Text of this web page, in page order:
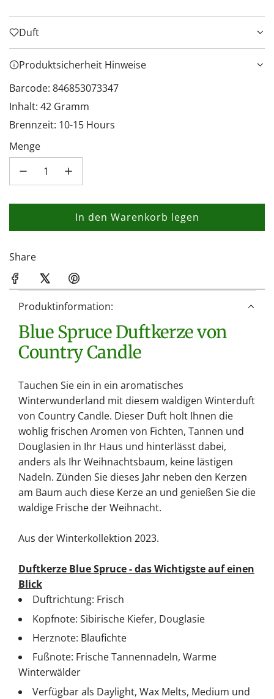
Duft
Produktsicherheit Hinweise
Barcode: 846853073347
Inhalt: 42 Gramm
Brennzeit: 10-15 Hours
Menge
In den Warenkorb legen
L
.
Share
Produktinformation:
Blue Spruce Duftkerze von
Country Candle
Tauchen Sie ein in ein aromatisches
Winterwunderland mit diesem waldigen Winterduft
von Country Candle. Dieser Duft holt Ihnen die
wohlig frischen Aromen von Fichten, Tannen und
Douglasien in Ihr Haus und hinterlässt dabei,
anders als Ihr Weihnachtsbaum, keine lästigen
Nadeln. Zünden Sie dieses Jahr neben den Kerzen
am Baum auch diese Kerze an und genießen Sie die
waldige Frische der Weihnacht.
Aus der Winterkollektion 2023.
Duftkerze Blue Spruce - das Wichtigste auf einen
Blick
Duftrichtung: Frisch
Kopfnote: Sibirische Kiefer, Douglasie
Herznote: Blaufichte
Fußnote: Frische Tannennadeln, Warme
Winterwälder
Verfügbar als Daylight, Wax Melts, Medium und